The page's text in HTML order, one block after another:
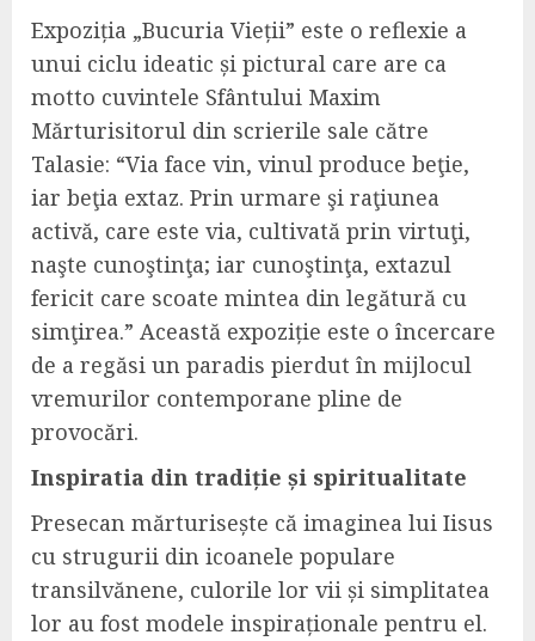
Expoziția „Bucuria Vieții” este o reflexie a
unui ciclu ideatic și pictural care are ca
motto cuvintele Sfântului Maxim
Mărturisitorul din scrierile sale către
Talasie: “Via face vin, vinul produce beţie,
iar beţia extaz. Prin urmare şi raţiunea
activă, care este via, cultivată prin virtuţi,
naşte cunoştinţa; iar cunoştinţa, extazul
fericit care scoate mintea din legătură cu
simţirea.” Această expoziție este o încercare
de a regăsi un paradis pierdut în mijlocul
vremurilor contemporane pline de
provocări.
Inspiratia din tradiție și spiritualitate
Presecan mărturisește că imaginea lui Iisus
cu strugurii din icoanele populare
transilvănene, culorile lor vii și simplitatea
lor au fost modele inspiraționale pentru el.